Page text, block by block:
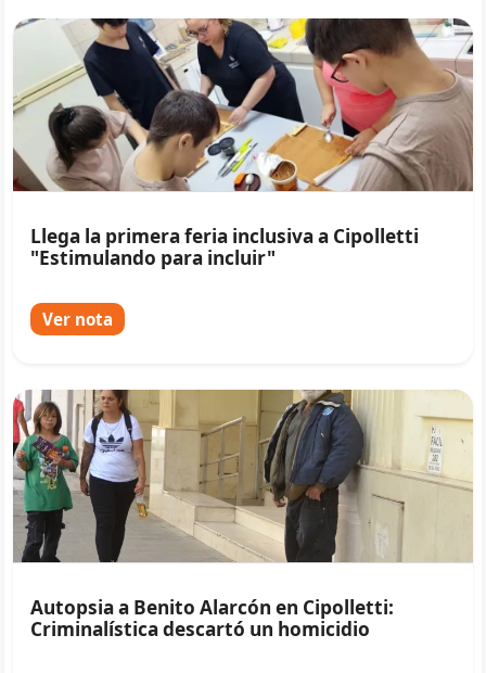
Llega la primera feria inclusiva a Cipolletti
"Estimulando para incluir"
Ver nota
Autopsia a Benito Alarcón en Cipolletti:
Criminalística descartó un homicidio